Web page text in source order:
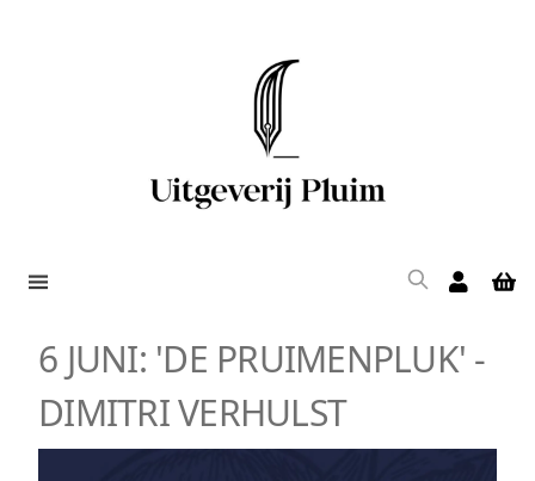
6 JUNI: 'DE PRUIMENPLUK' -
DIMITRI VERHULST